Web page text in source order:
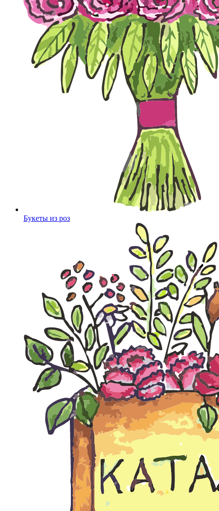
Букеты из роз